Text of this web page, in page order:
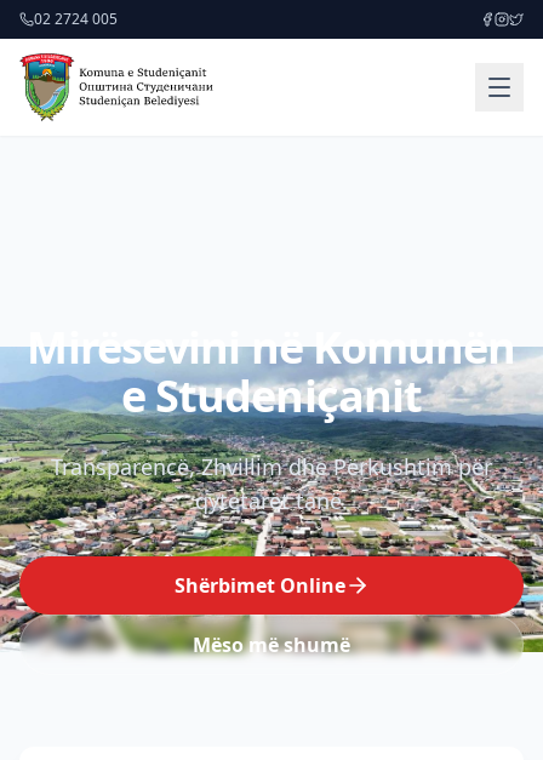
02 2724 005
Mirësevini në Komunën
e Studeniçanit
Transparencë, Zhvillim dhe Përkushtim për
qytetarët tanë.
Shërbimet Online
Mëso më shumë